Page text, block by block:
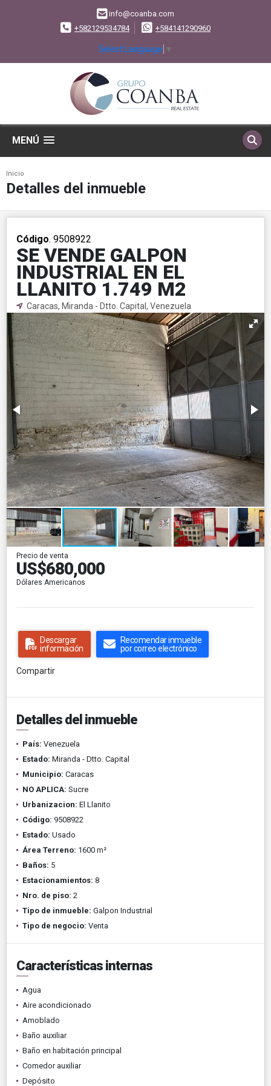
info@coanba.com
+582129534784
+584141290960
Select Language ▼
MENÚ
Inicio
Detalles del inmueble
Código. 9508922
SE VENDE GALPON
INDUSTRIAL EN EL
LLANITO 1.749 M2
Caracas, Miranda - Dtto. Capital, Venezuela
Precio de venta
US$680,000
Dólares Americanos
Descargar
información
Recomendar inmueble
por correo electrónico
Compartir
Detalles del inmueble
País: Venezuela
Estado: Miranda - Dtto. Capital
Municipio: Caracas
NO APLICA: Sucre
Urbanizacion: El Llanito
Código: 9508922
Estado: Usado
Área Terreno: 1600 m²
Baños: 5
Estacionamientos: 8
Nro. de piso: 2
Tipo de inmueble: Galpon Industrial
Tipo de negocio: Venta
Características internas
Agua
Aire acondicionado
Amoblado
Baño auxiliar
Baño en habitación principal
Comedor auxiliar
Depósito